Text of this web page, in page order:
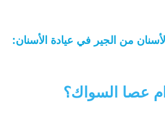
من الجير في عيادة الأسنان:
عصا السواك؟